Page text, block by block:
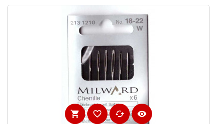
shopping_cart favorite_border cached visibility